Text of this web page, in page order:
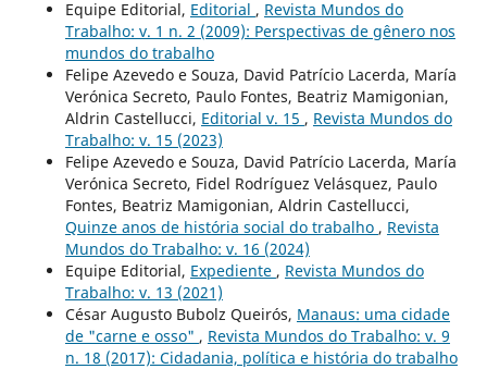
Equipe Editorial, Editorial , Revista Mundos do
Trabalho: v. 1 n. 2 (2009): Perspectivas de gênero nos
mundos do trabalho
Felipe Azevedo e Souza, David Patrício Lacerda, María
Verónica Secreto, Paulo Fontes, Beatriz Mamigonian,
Aldrin Castellucci, Editorial v. 15 , Revista Mundos do
Trabalho: v. 15 (2023)
Felipe Azevedo e Souza, David Patrício Lacerda, María
Verónica Secreto, Fidel Rodríguez Velásquez, Paulo
Fontes, Beatriz Mamigonian, Aldrin Castellucci,
Quinze anos de história social do trabalho , Revista
Mundos do Trabalho: v. 16 (2024)
Equipe Editorial, Expediente , Revista Mundos do
Trabalho: v. 13 (2021)
César Augusto Bubolz Queirós, Manaus: uma cidade
de "carne e osso" , Revista Mundos do Trabalho: v. 9
n. 18 (2017): Cidadania, política e história do trabalho